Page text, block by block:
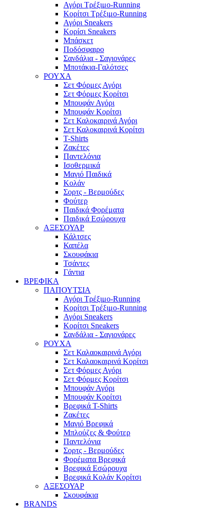
Αγόρι Τρέξιμο-Running
Κορίτσι Τρέξιμο-Running
Αγόρι Sneakers
Κορίσι Sneakers
Μπάσκετ
Ποδόσφαιρο
Σανδάλια - Σαγιονάρες
Μποτάκια-Γαλότσες
ΡΟΥΧΑ
Σετ Φόρμες Αγόρι
Σετ Φόρμες Κορίτσι
Μπουφάν Αγόρι
Μπουφάν Κορίτσι
Σετ Καλοκαιρινά Αγόρι
Σετ Καλοκαιρινά Κορίτσι
T-Shirts
Ζακέτες
Παντελόνια
Ισοθερμικά
Μαγιό Παιδικά
Κολάν
Σορτς - Βερμούδες
Φούτερ
Παιδικά Φορέματα
Παιδικά Εσώρουχα
ΑΞΕΣΟΥΑΡ
Κάλτσες
Καπέλα
Σκουφάκια
Τσάντες
Γάντια
ΒΡΕΦΙΚΑ
ΠΑΠΟΥΤΣΙΑ
Αγόρι Τρέξιμο-Running
Κορίτσι Τρέξιμο-Running
Αγόρι Sneakers
Κορίτσι Sneakers
Σανδάλια - Σαγιονάρες
ΡΟΥΧΑ
Σετ Καλαοκαιρινά Αγόρι
Σετ Καλαοκαιρινά Κορίτσι
Σετ Φόρμες Αγόρι
Σετ Φόρμες Κορίτσι
Mπουφάν Αγόρι
Mπουφάν Κορίτσι
Βρεφικά T-Shirts
Ζακέτες
Μαγιό Βρεφικά
Mπλούζες & Φούτερ
Παντελόνια
Σορτς - Βερμούδες
Φορέματα Βρεφικά
Βρεφικά Εσώρουχα
Βρεφικά Κολάν Κορίτσι
ΑΞΕΣΟΥΑΡ
Σκουφάκια
BRANDS